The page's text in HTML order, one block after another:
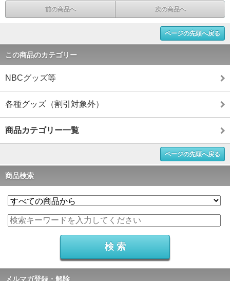
前の商品へ 次の商品へ
ページの先頭へ戻る
この商品のカテゴリー
NBCグッズ等
各種グッズ（割引対象外）
商品カテゴリー一覧
ページの先頭へ戻る
商品検索
メルマガ登録・解除